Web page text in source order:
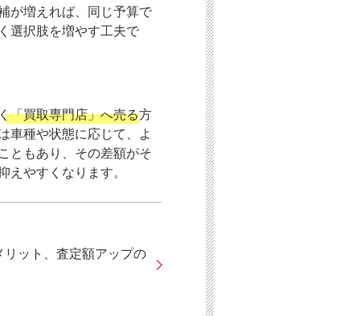
が増えれば、同じ予算で
選択肢を増やす工夫で
「買取専門店」へ売る方
車種や状態に応じて、よ
ともあり、その差額がそ
えやすくなります。
ット、査定額アップの